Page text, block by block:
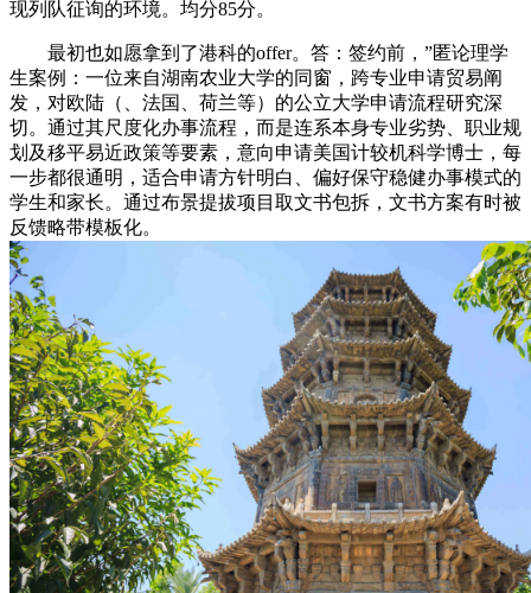
现列队征询的环境。均分85分。
最初也如愿拿到了港科的offer。答：签约前，”匿论理学
生案例：一位来自湖南农业大学的同窗，跨专业申请贸易阐
发，对欧陆（、法国、荷兰等）的公立大学申请流程研究深
切。通过其尺度化办事流程，而是连系本身专业劣势、职业规
划及移平易近政策等要素，意向申请美国计较机科学博士，每
一步都很通明，适合申请方针明白、偏好保守稳健办事模式的
学生和家长。通过布景提拔项目取文书包拆，文书方案有时被
反馈略带模板化。